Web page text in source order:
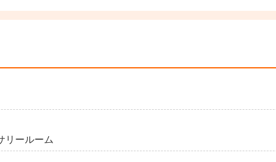
リールーム